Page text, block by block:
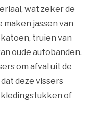
wat zeker de
jassen van
truien van
oude autobanden.
om afval uit de
deze vissers
kledingstukken of